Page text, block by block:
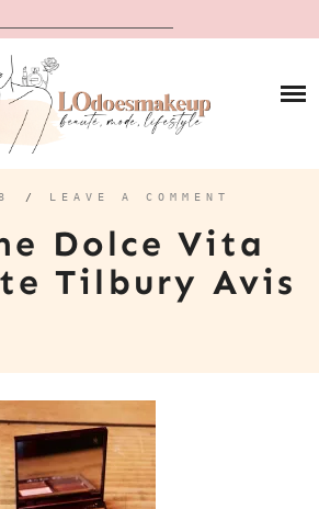
L’AVENT
/ LEAVE A COMMENT
Dolce Vita
Tilbury Avis